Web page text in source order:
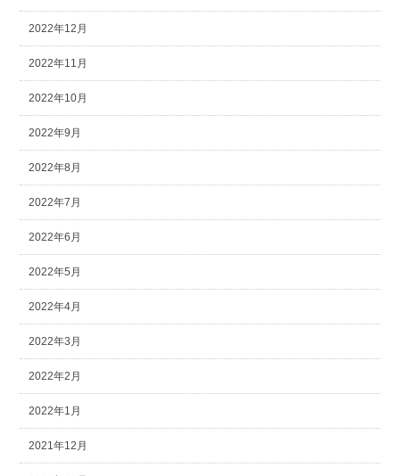
2022年12月
2022年11月
2022年10月
2022年9月
2022年8月
2022年7月
2022年6月
2022年5月
2022年4月
2022年3月
2022年2月
2022年1月
2021年12月